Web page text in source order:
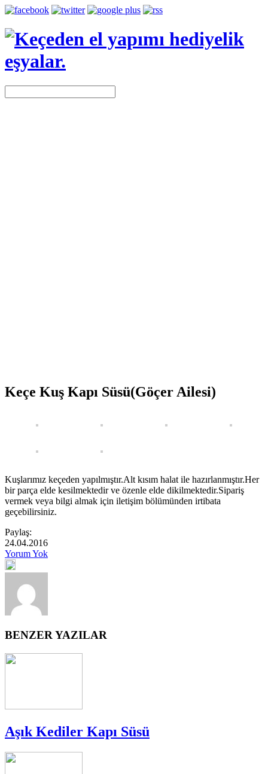
Keçe Kuş Kapı Süsü(Göçer Ailesi)
Kuşlarımız keçeden yapılmıştır.Alt kısım halat ile hazırlanmıştır.Her
bir parça elde kesilmektedir ve özenle elde dikilmektedir.Sipariş
vermek veya bilgi almak için iletişim bölümünden irtibata
geçebilirsiniz.
Paylaş:
24.04.2016
Yorum Yok
BENZER YAZILAR
Aşık Kediler Kapı Süsü